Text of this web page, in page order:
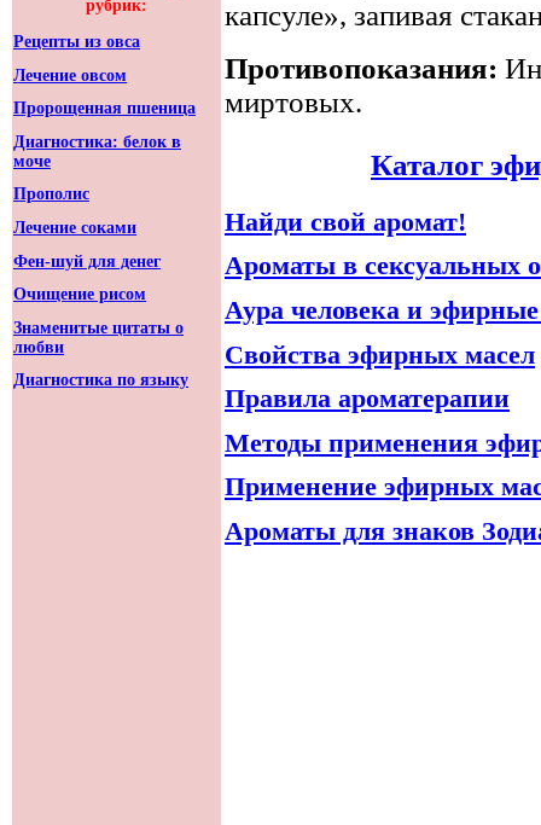
рубрик:
Рецепты из овса
Лечение овсом
Пророщенная пшеница
Диагностика: белок в
моче
Прополис
Лечение соками
Фен-шуй для денег
Очищение рисом
Знаменитые цитаты о
любви
Диагностика по языку
капсуле», запивая
Противопоказания:
миртовых.
Каталог
Найди свой аромат!
Ароматы в сексуальных
Аура человека и
Свойства эфирных масел
Правила ароматерапии
Методы применения
Применение эфирных
Ароматы для знаков